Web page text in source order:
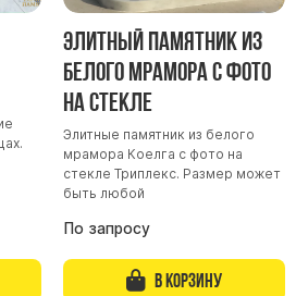
полноформатным фото
Склеп
ангел
памятники
Мусульманские
Армянские
"Клипарт"
( памятники на двоих )
Элитный памятник из
белого мрамора с фото
на стекле
Элитные памятник из белого
мрамора Коелга с фото на
стекле Триплекс. Размер может
быть любой
По запросу
В корзину